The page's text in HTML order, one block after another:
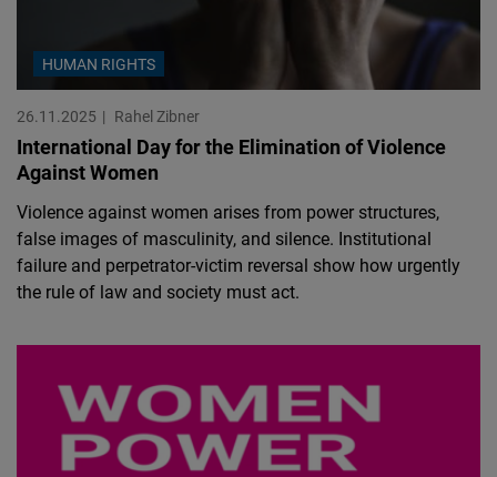
HUMAN RIGHTS
26.11.2025 Rahel Zibner
International Day for the Elimination of Violence
Against Women
Violence against women arises from power structures,
false images of masculinity, and silence. Institutional
failure and perpetrator-victim reversal show how urgently
the rule of law and society must act.